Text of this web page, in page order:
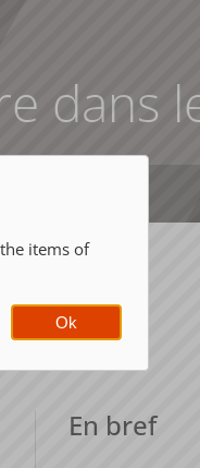
dans
à
En bref
items of
Ok